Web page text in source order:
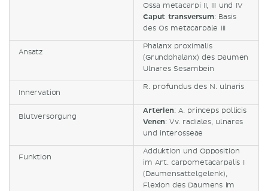
Ossa metacarpi II, III und IV
Caput transversum: Basis
des Os metacarpale III
Ansatz
Phalanx proximalis
(Grundphalanx) des Daumen
Ulnares Sesambein
Innervation
R. profundus des N. ulnaris
Blutversorgung
Arterien: A. princeps pollicis
Venen: Vv. radiales, ulnares
und interosseae
Funktion
Adduktion und Opposition
im Art. carpometacarpalis I
(Daumensattelgelenk),
Flexion des Daumens im